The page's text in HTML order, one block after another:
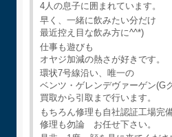
4人の息子に囲まれています。
早く、一緒に飲みたい分だけ
最近控え目な飲み方に^^*)
仕事も遊びも
オヤジ加減の熱さが好きです。
環状7号線沿い、唯一の
ベンツ・ゲレンデヴァーゲン(G
買取から引取まで行います。
もちろん修理も自社認証工場完
修理も勿論 お任せ下さい。